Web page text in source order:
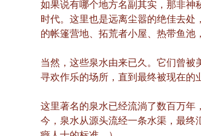
如果说有哪个地方名副其实，那非神
时代。这里也是远离尘嚣的绝佳去处
的帐篷营地、拓荒者小屋、热带鱼池
当然，这些泉水由来已久。它们曾被
寻欢作乐的场所，直到最终被现在的
这里著名的泉水已经流淌了数百万年
今，泉水从源头流经一条水渠，最终